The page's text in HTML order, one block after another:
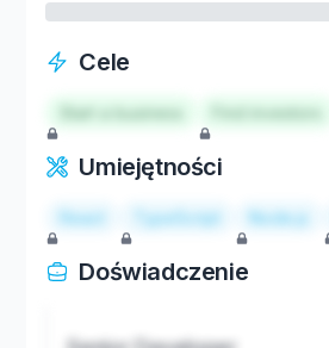
Cele
Start a business
Umiejętności
React TypeScript Node.js
Doświadczenie